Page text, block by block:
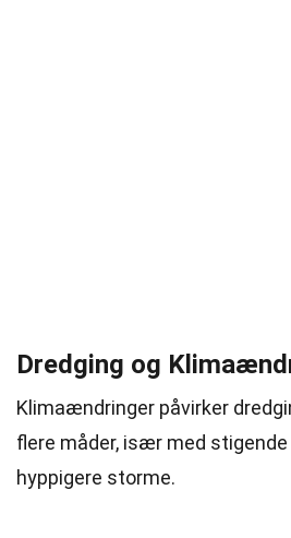
Dredging og
Klimaændringer påvirker
flere måder, især med stigende
hyppigere storme.